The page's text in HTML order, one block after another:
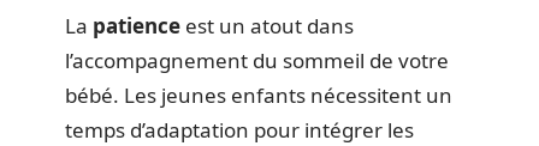
La patience est un atout dans
l’accompagnement du sommeil de votre
bébé. Les jeunes enfants nécessitent un
temps d’adaptation pour intégrer les